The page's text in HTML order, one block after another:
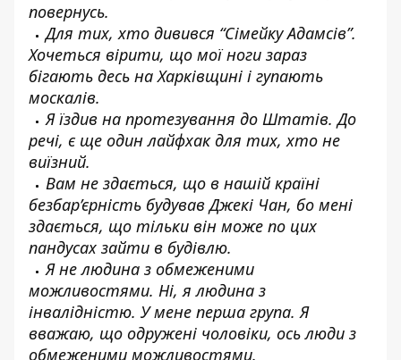
повернусь.
Для тих, хто дивився “Сімейку Адамсів”.
Хочеться вірити, що мої ноги зараз
бігають десь на Харківщині і гупають
москалів.
Я їздив на протезування до Штатів. До
речі, є ще один лайфхак для тих, хто не
виїзний.
Вам не здається, що в нашій країні
безбар’єрність будував Джекі Чан, бо мені
здається, що тільки він може по цих
пандусах зайти в будівлю.
Я не людина з обмеженими
можливостями. Ні, я людина з
інвалідністю. У мене перша група. Я
вважаю, що одружені чоловіки, ось люди з
обмеженими можливостями.